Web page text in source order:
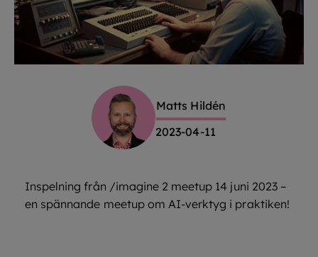
Matts Hildén
2023-04-11
Inspelning från /imagine 2 meetup 14 juni 2023 –
en spännande meetup om AI-verktyg i praktiken!